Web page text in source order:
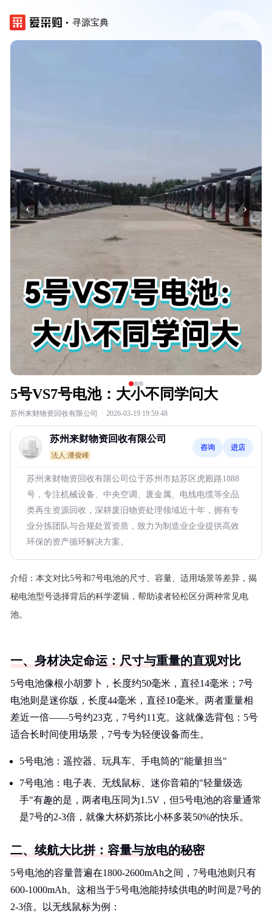
寻源宝典
‹ ›
5号VS7号电池：大小不同学问大
苏州来财物资回收有限公司 · 2026-03-19 19:59:48
苏州来财物资回收有限公司
法人:潘俊峰
咨询 进店
苏州来财物资回收有限公司位于苏州市姑苏区虎殿路1888
号，专注机械设备、中央空调、废金属、电线电缆等全品
类再生资源回收，深耕废旧物资处理领域近十年，拥有专
业分拣团队与合规处置资质，致力为制造业企业提供高效
环保的资产循环解决方案。
介绍： 本文对比5号和7号电池的尺寸、容量、适用场景等差异，揭
秘电池型号选择背后的科学逻辑，帮助读者轻松区分两种常见电
池。
一、身材决定命运：尺寸与重量的直观对比
5号电池像根小胡萝卜，长度约50毫米，直径14毫米；7号
电池则是迷你版，长度44毫米，直径10毫米。两者重量相
差近一倍——5号约23克，7号约11克。这就像选背包：5号
适合长时间使用场景，7号专为轻便设备而生。
5号电池：遥控器、玩具车、手电筒的"能量担当"
7号电池：电子表、无线鼠标、迷你音箱的"轻量级选
手"有趣的是，两者电压同为1.5V，但5号电池的容量通常
是7号的2-3倍，就像大杯奶茶比小杯多装50%的快乐。
二、续航大比拼：容量与放电的秘密
5号电池的容量普遍在1800-2600mAh之间，7号电池则只有
600-1000mAh。这相当于5号电池能持续供电的时间是7号的
2-3倍。以无线鼠标为例：